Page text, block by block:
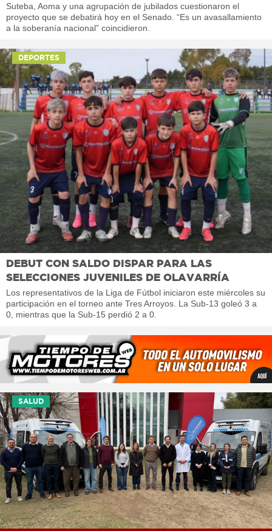
Suteba, Aoma y una agrupación de jubilados cuestionaron el
proyecto que se debatirá hoy en el Senado. “Es un avasallamiento
a la soberanía nacional” coincidieron.
DEPORTES
DEBUT CON SALDO DISPAR PARA LAS
SELECCIONES JUVENILES DE OLAVARRÍA
Los representativos de la Liga de Fútbol iniciaron este miércoles su
participación en el torneo ante Tres Arroyos. La Sub-13 goleó 3 a
0, mientras que la Sub-15 perdió 2 a 0.
SALUD